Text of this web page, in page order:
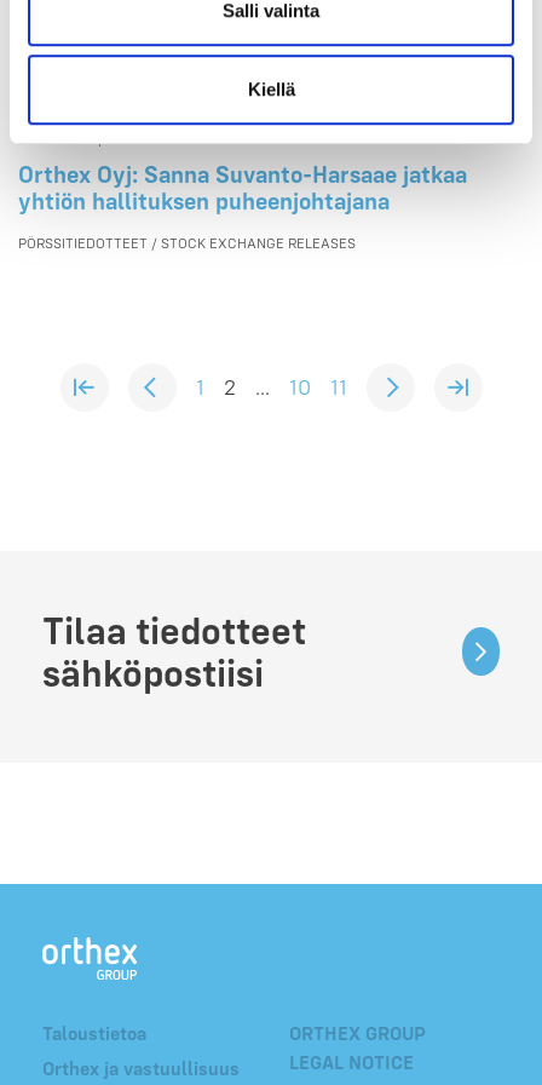
Salli valinta
Kiellä
PÖRSSITIEDOTTEET / STOCK EXCHANGE RELEASES
Orthex Oyj: Sanna Suvanto-Harsaae jatkaa
yhtiön hallituksen puheenjohtajana
PÖRSSITIEDOTTEET / STOCK EXCHANGE RELEASES
1 2 ... 10 11
Tilaa tiedotteet
sähköpostiisi
ORTHEX GROUP
LEGAL NOTICE
Taloustietoa
Orthex ja vastuullisuus